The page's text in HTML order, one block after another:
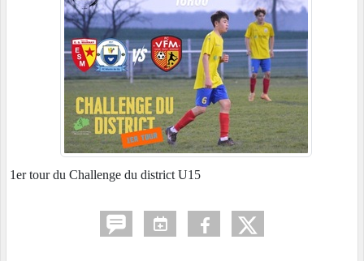
1er tour du Challenge du district U15